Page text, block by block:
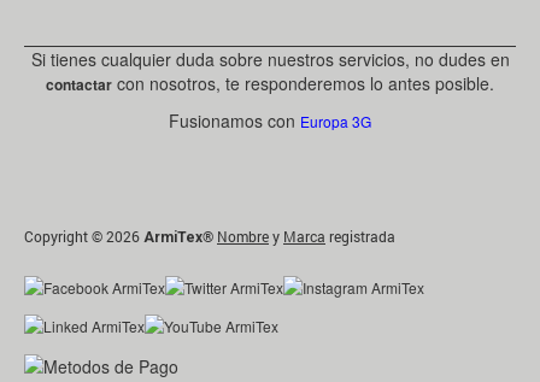
Si tienes cualquier duda sobre nuestros servicios, no dudes en
contactar con nosotros, te responderemos lo antes posible.
Fusionamos con Europa 3G
Copyright © 2026 ArmiTex® Nombrey Marca registrada